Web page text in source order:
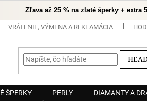
Zľava až 25 % na zlaté šperky + extra
VRÁTENIE, VÝMENA A REKLAMÁCIA
ŠPERKY PERLY DIAMANTY A